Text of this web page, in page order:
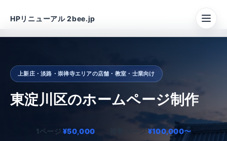
HPリニューアル 2bee.jp
上新庄・淡路・崇禅寺エリアの店舗・教室・士業向け
東淀川区のホームページ制作
1ページ¥50,000 複数ページ¥100,000〜